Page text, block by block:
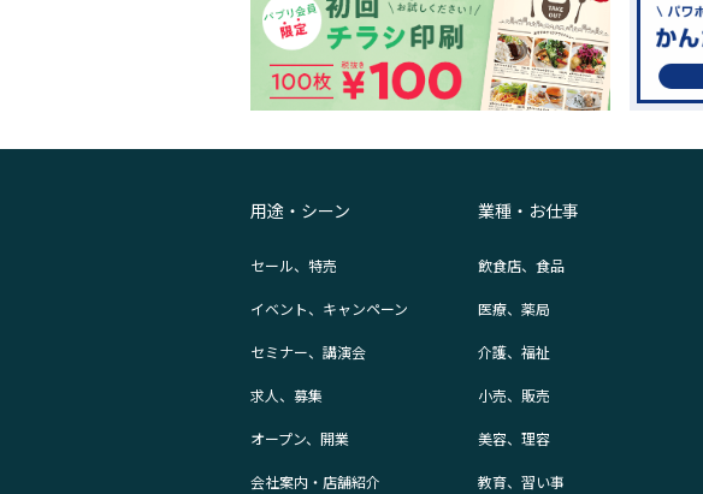
用途・シーン
セール、特売
イベント、キャンペーン
セミナー、講演会
求人、募集
オープン、開業
会社案内・店舗紹介
業種・お仕事
飲食店、食品
医療、薬局
介護、福祉
小売、販売
美容、理容
教育、習い事